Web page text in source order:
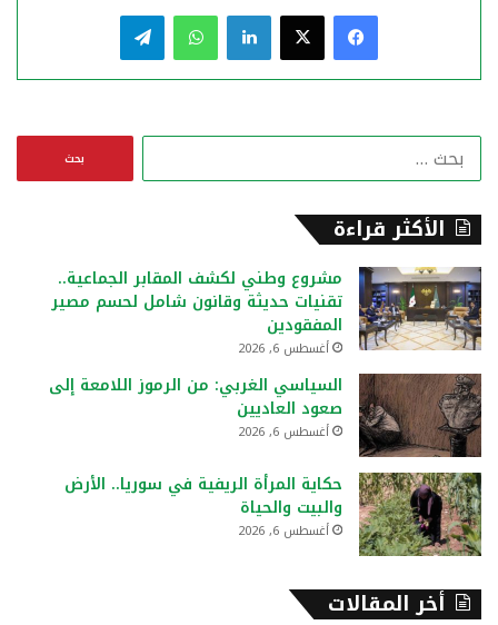
فيسبوك لينكدإن واتساب
ن
الأكثر قراءة
مشروع وطني لكشف المقابر الجماعية..
تقنيات حديثة وقانون شامل لحسم مصير
المفقودين
أغسطس 6, 2026
السياسي الغربي: من الرموز اللامعة إلى
صعود العاديين
أغسطس 6, 2026
حكاية المرأة الريفية في سوريا.. الأرض
والبيت والحياة
أغسطس 6, 2026
أخر المقالات